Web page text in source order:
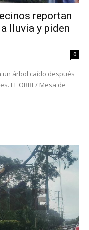
reportan
lluvia y piden
0
un árbol caído después
EL ORBE/ Mesa de